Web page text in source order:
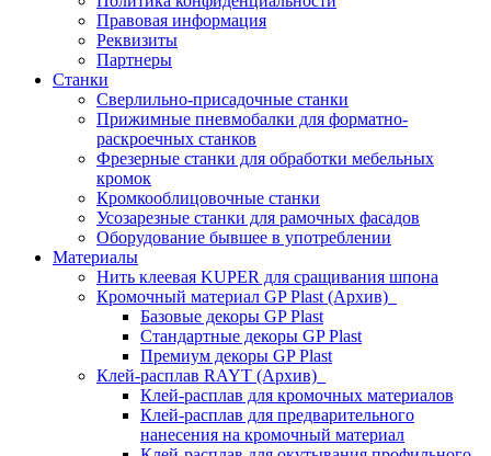
Правовая информация
Реквизиты
Партнеры
Станки
Сверлильно-присадочные станки
Прижимные пневмобалки для форматно-
раскроечных станков
Фрезерные станки для обработки мебельных
кромок
Кромкооблицовочные станки
Усозарезные станки для рамочных фасадов
Оборудование бывшее в употреблении
Материалы
Нить клеевая KUPER для сращивания шпона
Кромочный материал GP Plast (Архив)
Базовые декоры GP Plast
Стандартные декоры GP Plast
Премиум декоры GP Plast
Клей-расплав RAYT (Архив)
Клей-расплав для кромочных материалов
Клей-расплав для предварительного
нанесения на кромочный материал